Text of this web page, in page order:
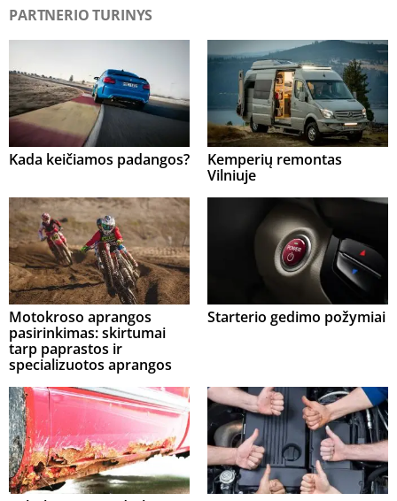
PARTNERIO TURINYS
Kada keičiamos padangos?
Kemperių remontas
Vilniuje
Motokroso aprangos
pasirinkimas: skirtumai
tarp paprastos ir
specializuotos aprangos
Starterio gedimo požymiai